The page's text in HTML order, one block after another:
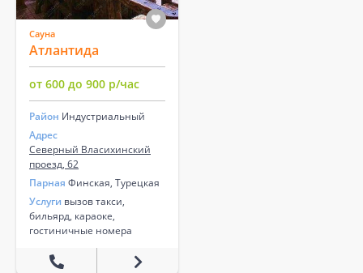
Сауна
Атлантида
от 600 до 900 р/час
Район Индустриальный
Адрес
Северный Власихинский
проезд, 62
Парная Финская, Турецкая
Услуги вызов такси,
бильярд, караоке,
гостиничные номера